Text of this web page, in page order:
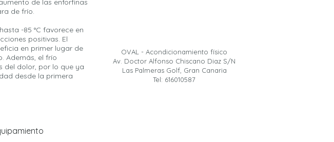
de las enforfinas
de frío.
-85 °C favorece en
positivas. El
en primer lugar de
Además, el frío
del dolor, por lo que ya
desde la primera
OVAL - Acondicionamiento físico
Av. Doctor Alfonso Chiscano Diaz S/N
Las Palmeras Golf, Gran Canaria
Tel: 616010587